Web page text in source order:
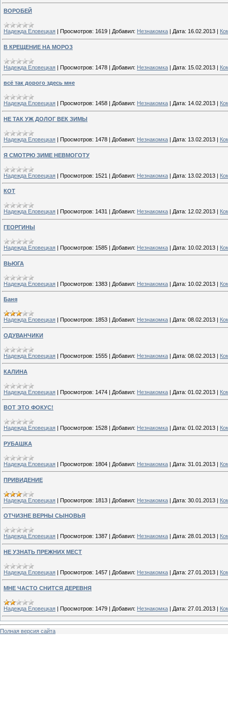
ВОРОБЕЙ
Надежда Еловецкая | Просмотров: 1619 | Добавил: Незнакомка | Дата: 16.02.2013 |
В КРЕЩЕНИЕ НА МОРОЗ
Надежда Еловецкая | Просмотров: 1478 | Добавил: Незнакомка | Дата: 15.02.2013 |
всё так дорого здесь мне
Надежда Еловецкая Просмотров: 1458 Добавил: Незнакомка Дата: 14.02.2013
НЕ ТАК УЖ ДОЛОГ ВЕК ЗИМЫ
Надежда Еловецкая | Просмотров: 1478 | Добавил: Незнакомка | Дата: 13.02.2013 |
Я СМОТРЮ ЗИМЕ НЕВМОГОТУ
Надежда Еловецкая | Просмотров: 1521 | Добавил: Незнакомка | Дата: 13.02.2013 |
КОТ
Надежда Еловецкая Просмотров: 1431 Добавил: Незнакомка Дата: 12.02.2013
ГЕОРГИНЫ
Надежда Еловецкая | Просмотров: 1585 | Добавил: Незнакомка | Дата: 10.02.2013 |
ВЬЮГА
Надежда Еловецкая | Просмотров: 1383 | Добавил: Незнакомка | Дата: 10.02.2013 |
Баня
Надежда Еловецкая Просмотров: 1853 Добавил: Незнакомка Дата: 08.02.2013
ОДУВАНЧИКИ
Надежда Еловецкая | Просмотров: 1555 | Добавил: Незнакомка | Дата: 08.02.2013 |
КАЛИНА
Надежда Еловецкая | Просмотров: 1474 | Добавил: Незнакомка | Дата: 01.02.2013 |
ВОТ ЭТО ФОКУС!
Надежда Еловецкая Просмотров: 1528 Добавил: Незнакомка Дата: 01.02.2013
РУБАШКА
Надежда Еловецкая | Просмотров: 1804 | Добавил: Незнакомка | Дата: 31.01.2013 |
ПРИВИДЕНИЕ
Надежда Еловецкая | Просмотров: 1813 | Добавил: Незнакомка | Дата: 30.01.2013 |
ОТЧИЗНЕ ВЕРНЫ СЫНОВЬЯ
Надежда Еловецкая Просмотров: 1387 Добавил: Незнакомка Дата: 28.01.2013
НЕ УЗНАТЬ ПРЕЖНИХ МЕСТ
Надежда Еловецкая | Просмотров: 1457 | Добавил: Незнакомка | Дата: 27.01.2013 |
МНЕ ЧАСТО СНИТСЯ ДЕРЕВНЯ
Надежда Еловецкая | Просмотров: 1479 | Добавил: Незнакомка | Дата: 27.01.2013 |
Полная версия сайта